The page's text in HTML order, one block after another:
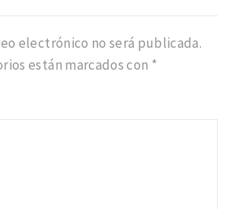
electrónico no será publicada.
están marcados con *